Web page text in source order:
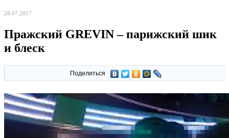
28.07.2017
Пражский GREVIN – парижский шик
и блеск
Поделиться